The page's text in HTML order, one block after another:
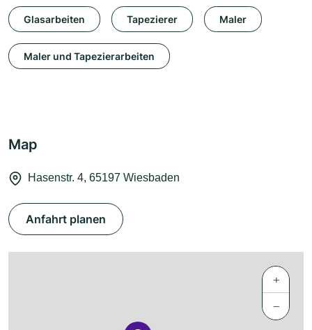
Glasarbeiten Tapezierer Maler
Maler und Tapezierarbeiten
Map
Hasenstr. 4, 65197 Wiesbaden
Anfahrt planen
+
−